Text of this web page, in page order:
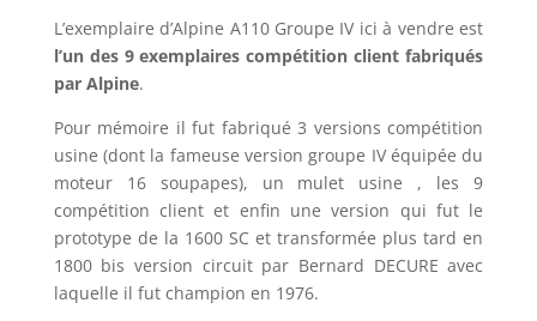
L’exemplaire d’Alpine A110 Groupe IV ici à vendre est
l’un des 9 exemplaires compétition client fabriqués
par Alpine.
Pour mémoire il fut fabriqué 3 versions compétition
usine (dont la fameuse version groupe IV équipée du
moteur 16 soupapes), un mulet usine , les 9
compétition client et enfin une version qui fut le
prototype de la 1600 SC et transformée plus tard en
1800 bis version circuit par Bernard DECURE avec
laquelle il fut champion en 1976.